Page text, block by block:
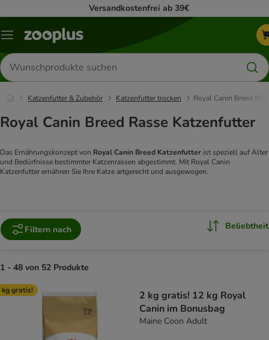
Versandkostenfrei ab 39€
Menü
Produkte
suchen
Katzenfutter & Zubehör Katzenfutter trocken Royal Canin Breed
Royal Canin Breed Rasse Katzenfutter
Das Ernährungskonzept von Royal Canin Breed Katzenfutter ist speziell auf Alter
und Bedürfnisse bestimmter Katzenrassen abgestimmt. Mit Royal Canin
Katzenfutter ernähren Sie Ihre Katze artgerecht und ausgewogen.
Filtern nach Beliebtheit
1 - 48 von 52 Produkte
product items have been changed
kg gratis!
2 kg gratis! 12 kg Royal
Canin im Bonusbag
Maine Coon Adult